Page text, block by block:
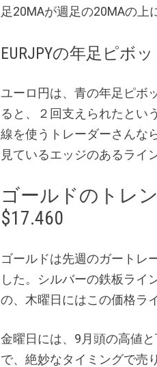
足20MAが週足の20MAの上
EURJPYの年足ピボ
ユーロ円は、青の年足ピボ
ると、２回支えられたとい
線を使うトレーダーさんな
見ているエッジのあるライ
ゴールドのトレ
$17.460
ゴールドは先週のガートレ
した。シルバーの鉄板ライ
の、木曜日にはこの価格ラ
金曜日には、9月頭の高値
で、絶妙なタイミングで売